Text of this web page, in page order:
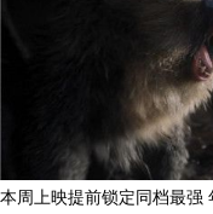
本周上映提前锁定同档最强